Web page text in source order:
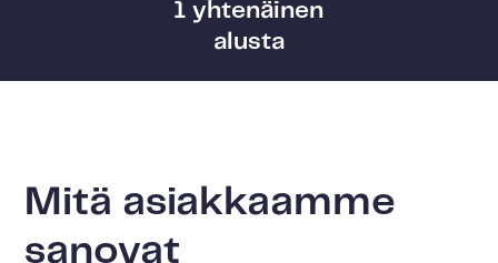
1 yhtenäinen
alusta
Mitä asiakkaamme
sanovat